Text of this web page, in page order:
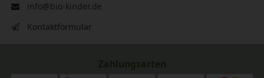
info@bio-kinder.de
Kontaktformular
Zahlungsarten